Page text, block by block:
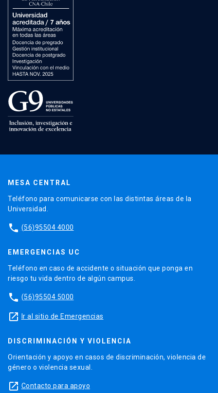
MESA CENTRAL
Teléfono para comunicarse con las distintas áreas de la
Universidad.
phone (56)95504 4000
EMERGENCIAS UC
Teléfono en caso de accidente o situación que ponga en
riesgo tu vida dentro de algún campus.
phone (56)95504 5000
launch Ir al sitio de Emergencias
DISCRIMINACIÓN Y VIOLENCIA
Orientación y apoyo en casos de discriminación, violencia de
género o violencia sexual.
launch Contacto para apoyo